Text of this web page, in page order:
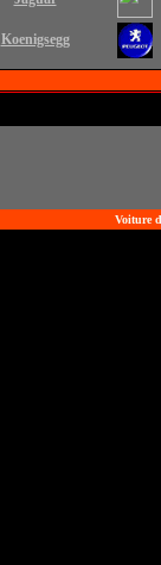
Koenigsegg
Voiture